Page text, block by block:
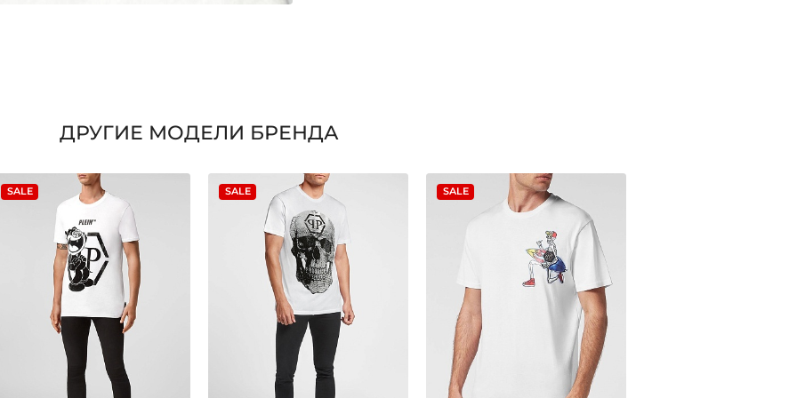
ДРУГИЕ МОДЕЛИ БРЕНДА
SALE SALE SALE